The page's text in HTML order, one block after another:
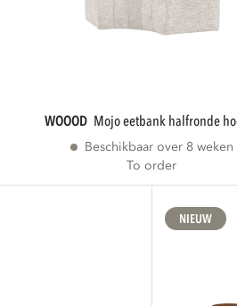
WOOOD mojo eetbank halfronde
Beschikbaar over 8 weken
To order
NIEUW